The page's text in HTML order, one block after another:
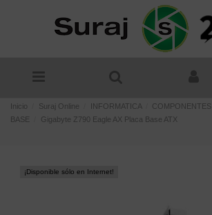
Inicio Suraj Online INFORMATICA COMPONENTES
BASE
Gigabyte Z790 Eagle AX Placa Base ATX
¡Disponible sólo en Internet!